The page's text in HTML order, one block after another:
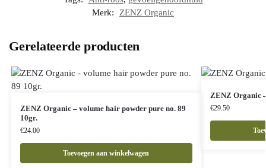
Merk:
ZENZ Organic
Gerelateerde producten
ZENZ Organic – volume hair powder pure no. 89
10gr.
€24.00
Toevoegen aan winkelwagen
ZENZ Organic
€29.50